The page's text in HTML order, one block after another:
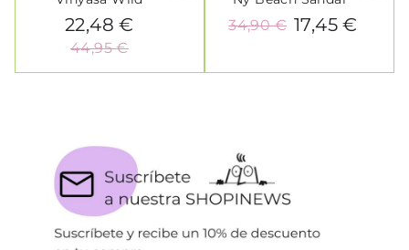
22,48 €
44,95 €
17,45 €
34,90 €